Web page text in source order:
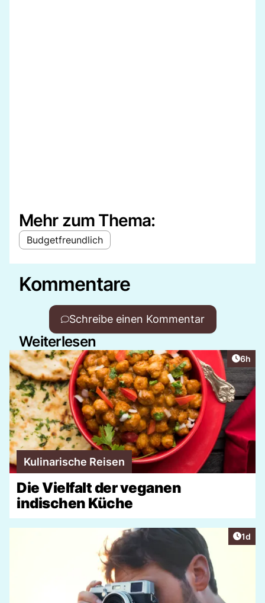
Mehr zum Thema:
Budgetfreundlich
Kommentare
Schreibe einen Kommentar
Weiterlesen
6h
Kulinarische Reisen
Die Vielfalt der veganen
indischen Küche
1d